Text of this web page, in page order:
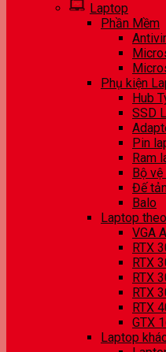
Laptop
Phần Mềm
Phụ kiện
Hub
SSD
Pin
Ram
Bộ
Đế
Balo
Laptop
VGA
RTX
RTX
RTX
RTX
RTX
GTX
Laptop